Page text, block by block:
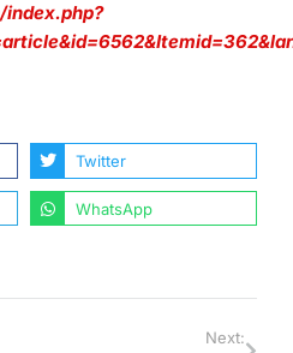
Twitter
WhatsApp
Next: